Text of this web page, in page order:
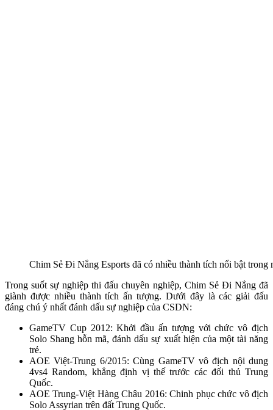
Chim Sẻ Đi Nắng Esports đã có nhiều thành tích nổi bật trong
Trong suốt sự nghiệp thi đấu chuyên nghiệp, Chim Sẻ Đi Nắng đã
giành được nhiều thành tích ấn tượng. Dưới đây là các giải đấu
đáng chú ý nhất đánh dấu sự nghiệp của CSDN:
GameTV Cup 2012: Khởi đầu ấn tượng với chức vô địch
Solo Shang hỗn mã, đánh dấu sự xuất hiện của một tài năng
trẻ.
AOE Việt-Trung 6/2015: Cùng GameTV vô địch nội dung
4vs4 Random, khẳng định vị thế trước các đối thủ Trung
Quốc.
AOE Trung-Việt Hàng Châu 2016: Chinh phục chức vô địch
Solo Assyrian trên đất Trung Quốc.